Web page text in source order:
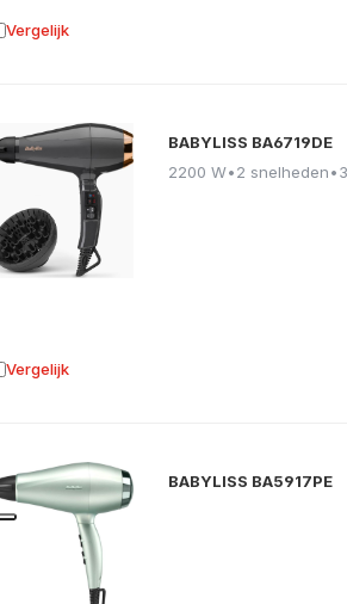
Vergelijk aan vergelijking
BABYLISS BA6719DE
2200 W•2 snelheden•
Vergelijk aan vergelijking
BABYLISS BA5917PE